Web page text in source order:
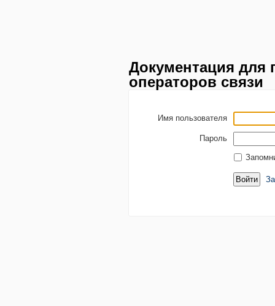
Документация для
операторов связи
Имя пользователя
Пароль